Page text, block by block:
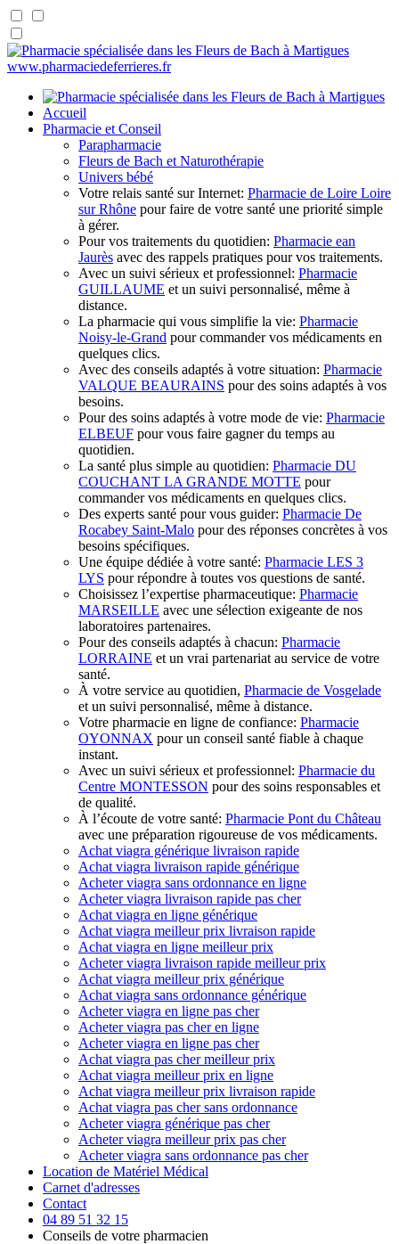
www.pharmaciedeferrieres.fr
Accueil
Pharmacie et Conseil
Parapharmacie
Fleurs de Bach et Naturothérapie
Univers bébé
Votre relais santé sur Internet: Pharmacie de Loire Loire
sur Rhône pour faire de votre santé une priorité simple
à gérer.
Pour vos traitements du quotidien: Pharmacie ean
Jaurès avec des rappels pratiques pour vos traitements.
Avec un suivi sérieux et professionnel: Pharmacie
GUILLAUME et un suivi personnalisé, même à
distance.
La pharmacie qui vous simplifie la vie: Pharmacie
Noisy-le-Grand pour commander vos médicaments en
quelques clics.
Avec des conseils adaptés à votre situation: Pharmacie
VALQUE BEAURAINS pour des soins adaptés à vos
besoins.
Pour des soins adaptés à votre mode de vie: Pharmacie
ELBEUF pour vous faire gagner du temps au
quotidien.
La santé plus simple au quotidien: Pharmacie DU
COUCHANT LA GRANDE MOTTE pour
commander vos médicaments en quelques clics.
Des experts santé pour vous guider: Pharmacie De
Rocabey Saint-Malo pour des réponses concrètes à vos
besoins spécifiques.
Une équipe dédiée à votre santé: Pharmacie LES 3
LYS pour répondre à toutes vos questions de santé.
Choisissez l’expertise pharmaceutique: Pharmacie
MARSEILLE avec une sélection exigeante de nos
laboratoires partenaires.
Pour des conseils adaptés à chacun: Pharmacie
LORRAINE et un vrai partenariat au service de votre
santé.
À votre service au quotidien, Pharmacie de Vosgelade
et un suivi personnalisé, même à distance.
Votre pharmacie en ligne de confiance: Pharmacie
OYONNAX pour un conseil santé fiable à chaque
instant.
Avec un suivi sérieux et professionnel: Pharmacie du
Centre MONTESSON pour des soins responsables et
de qualité.
À l’écoute de votre santé: Pharmacie Pont du Château
avec une préparation rigoureuse de vos médicaments.
Achat viagra générique livraison rapide
Achat viagra livraison rapide générique
Acheter viagra sans ordonnance en ligne
Acheter viagra livraison rapide pas cher
Achat viagra en ligne générique
Achat viagra meilleur prix livraison rapide
Achat viagra en ligne meilleur prix
Acheter viagra livraison rapide meilleur prix
Achat viagra meilleur prix générique
Achat viagra sans ordonnance générique
Acheter viagra en ligne pas cher
Acheter viagra pas cher en ligne
Acheter viagra en ligne pas cher
Achat viagra pas cher meilleur prix
Achat viagra meilleur prix en ligne
Achat viagra meilleur prix livraison rapide
Achat viagra pas cher sans ordonnance
Acheter viagra générique pas cher
Acheter viagra meilleur prix pas cher
Acheter viagra sans ordonnance pas cher
Location de Matériel Médical
Carnet d'adresses
Contact
04 89 51 32 15
Conseils de votre pharmacien